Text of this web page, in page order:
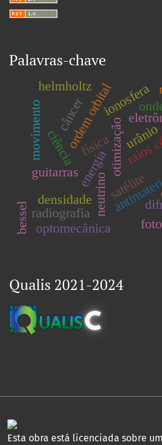
Palavras-chave
física
neutrino
energiaotimizaçãoraios
ordem orbital
densidade
ciência
ionosfera
câncer
radiografia
satélite
optomecânica
guitarras
urânio
helmholtz
bessel
movimento
Qualis 2021-2024
Esta obra está licenciada sobre